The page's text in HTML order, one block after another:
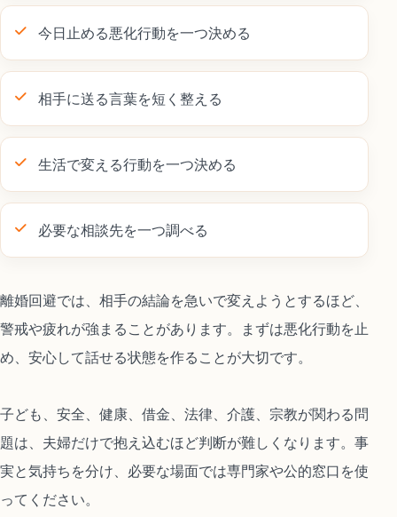
今日止める悪化行動を一つ決める
相手に送る言葉を短く整える
生活で変える行動を一つ決める
必要な相談先を一つ調べる
離婚回避では、相手の結論を急いで変えようとするほど、
警戒や疲れが強まることがあります。まずは悪化行動を止
め、安心して話せる状態を作ることが大切です。
子ども、安全、健康、借金、法律、介護、宗教が関わる問
題は、夫婦だけで抱え込むほど判断が難しくなります。事
実と気持ちを分け、必要な場面では専門家や公的窓口を使
ってください。